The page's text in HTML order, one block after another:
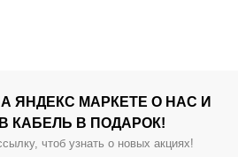
ЯНДЕКС МАРКЕТЕ О НАС И
КАБЕЛЬ В ПОДАРОК!
чтоб узнать о новых акциях!